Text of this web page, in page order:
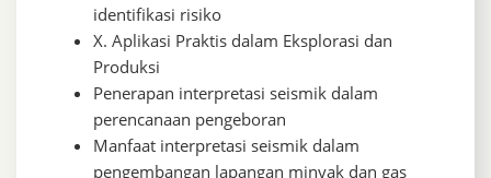
identifikasi risiko
X. Aplikasi Praktis dalam Eksplorasi dan
Produksi
Penerapan interpretasi seismik dalam
perencanaan pengeboran
Manfaat interpretasi seismik dalam
pengembangan lapangan minyak dan gas